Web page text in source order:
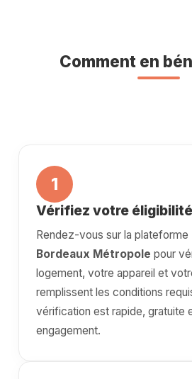
Comment en
1
Vérifiez votre éligibilité
Rendez-vous sur la plateforme
Bordeaux Métropole pour
logement, votre appareil et
remplissent les conditions
vérification est rapide, gratuite
engagement.